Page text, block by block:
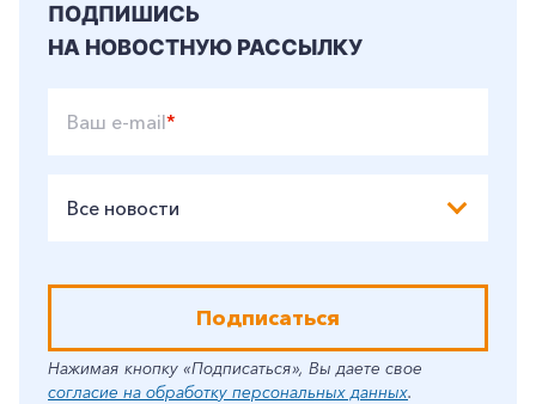
ПОДПИШИСЬ
НА НОВОСТНУЮ РАССЫЛКУ
Ваш e-mail*
Все новости
Подписаться
Нажимая кнопку «Подписаться», Вы даете свое
согласие на обработку персональных данных.